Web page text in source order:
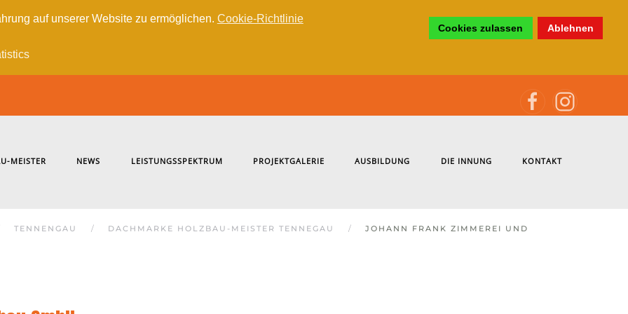
auf unserer Website zu ermöglichen. Cookie-Richtlinie
Cookies zulassen Ablehnen
MEISTER NEWS LEISTUNGSSPEKTRUM PROJEKTGALERIE AUSBILDUNG DIE INNUNG KONTAKT
TENNENGAU DACHMARKE HOLZBAU-MEISTER TENNEGAU
JOHANN FRANK ZIMMEREI UND